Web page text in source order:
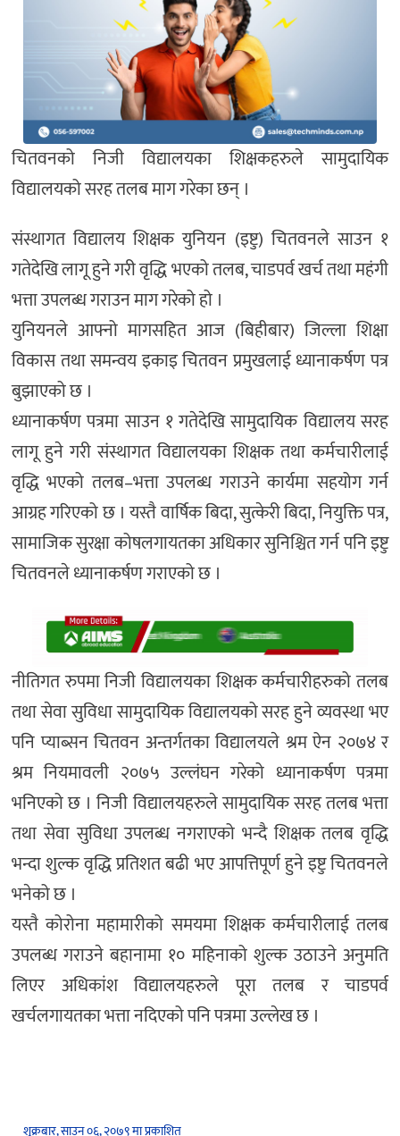
चितवनको निजी विद्यालयका शिक्षकहरुले सामुदायिक
विद्यालयको सरह तलब माग गरेका छन् ।
संस्थागत विद्यालय शिक्षक युनियन (इष्टु) चितवनले साउन १
गतेदेखि लागू हुने गरी वृद्धि भएको तलब, चाडपर्व खर्च तथा महंगी
भत्ता उपलब्ध गराउन माग गरेको हो ।
युनियनले आफ्नो मागसहित आज (बिहीबार) जिल्ला शिक्षा
विकास तथा समन्वय इकाइ चितवन प्रमुखलाई ध्यानाकर्षण पत्र
बुझाएको छ ।
ध्यानाकर्षण पत्रमा साउन १ गतेदेखि सामुदायिक विद्यालय सरह
लागू हुने गरी संस्थागत विद्यालयका शिक्षक तथा कर्मचारीलाई
वृद्धि भएको तलब–भत्ता उपलब्ध गराउने कार्यमा सहयोग गर्न
आग्रह गरिएको छ । यस्तै वार्षिक बिदा, सुत्केरी बिदा, नियुक्ति पत्र,
सामाजिक सुरक्षा कोषलगायतका अधिकार सुनिश्चित गर्न पनि इष्टु
चितवनले ध्यानाकर्षण गराएको छ ।
नीतिगत रुपमा निजी विद्यालयका शिक्षक कर्मचारीहरुको तलब
तथा सेवा सुविधा सामुदायिक विद्यालयको सरह हुने व्यवस्था भए
पनि प्याब्सन चितवन अन्तर्गतका विद्यालयले श्रम ऐन २०७४ र
श्रम नियमावली २०७५ उल्लंघन गरेको ध्यानाकर्षण पत्रमा
भनिएको छ । निजी विद्यालयहरुले सामुदायिक सरह तलब भत्ता
तथा सेवा सुविधा उपलब्ध नगराएको भन्दै शिक्षक तलब वृद्धि
भन्दा शुल्क वृद्धि प्रतिशत बढी भए आपत्तिपूर्ण हुने इष्टु चितवनले
भनेको छ ।
यस्तै कोरोना महामारीको समयमा शिक्षक कर्मचारीलाई तलब
उपलब्ध गराउने बहानामा १० महिनाको शुल्क उठाउने अनुमति
लिएर अधिकांश विद्यालयहरुले पूरा तलब र चाडपर्व
खर्चलगायतका भत्ता नदिएको पनि पत्रमा उल्लेख छ ।
शुक्रबार, साउन ०६, २०७९ मा प्रकाशित